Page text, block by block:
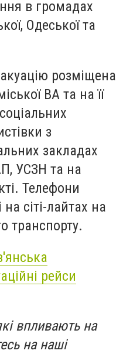
в громадах
Одеської та
розміщена
ВА та на її
з
закладах
УСЗН та на
Телефони
на сіті-лайтах на
транспорту.
рейси
впливають на
на наші